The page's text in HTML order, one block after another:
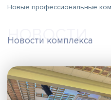
Новые профессиональные
Новости комплекса
НОВОСТИ